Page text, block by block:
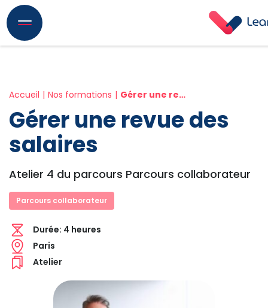
Accueil Nos formations Gérer une revue des salaires
Gérer une revue des
salaires
Atelier 4 du parcours Parcours collaborateur
Parcours collaborateur
Durée: 4 heures
Paris
Atelier